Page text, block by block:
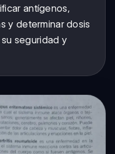
antígenos,
y determinar dosis
seguridad y